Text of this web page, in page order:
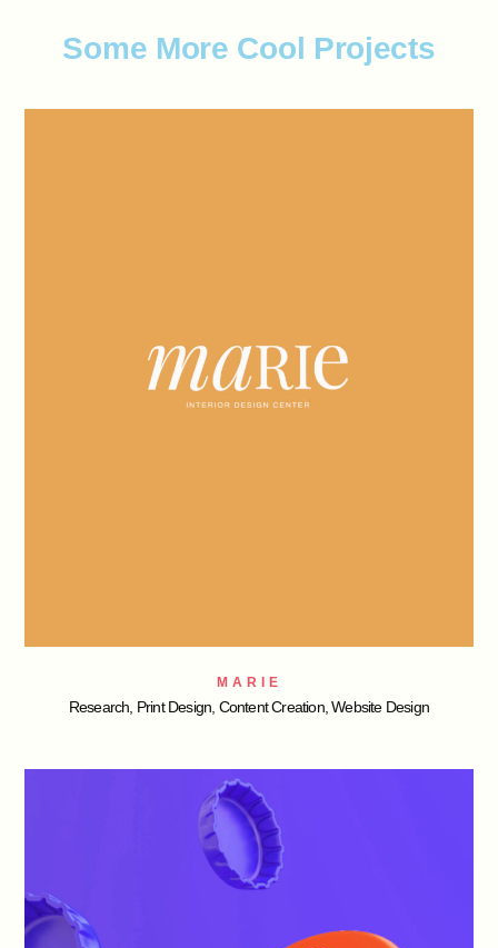
Some More Cool Projects
MARIE
Research, Print Design, Content Creation, Website Design